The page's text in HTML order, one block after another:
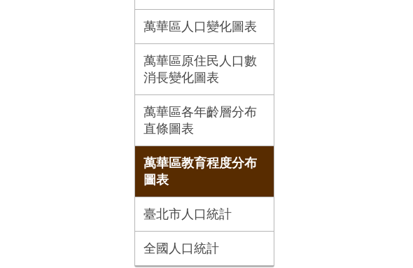
萬華區人口變化圖表
萬華區原住民人口數
消長變化圖表
萬華區各年齡層分布
直條圖表
萬華區教育程度分布
圖表
臺北市人口統計
全國人口統計